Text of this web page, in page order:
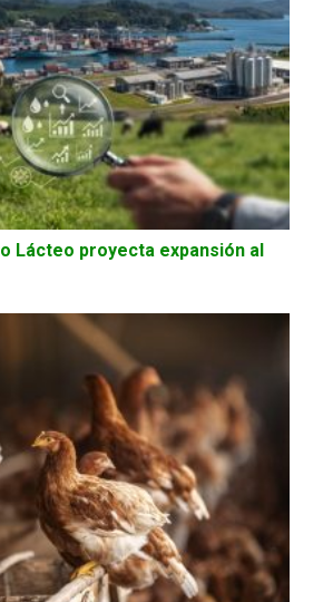
Lácteo proyecta expansión al